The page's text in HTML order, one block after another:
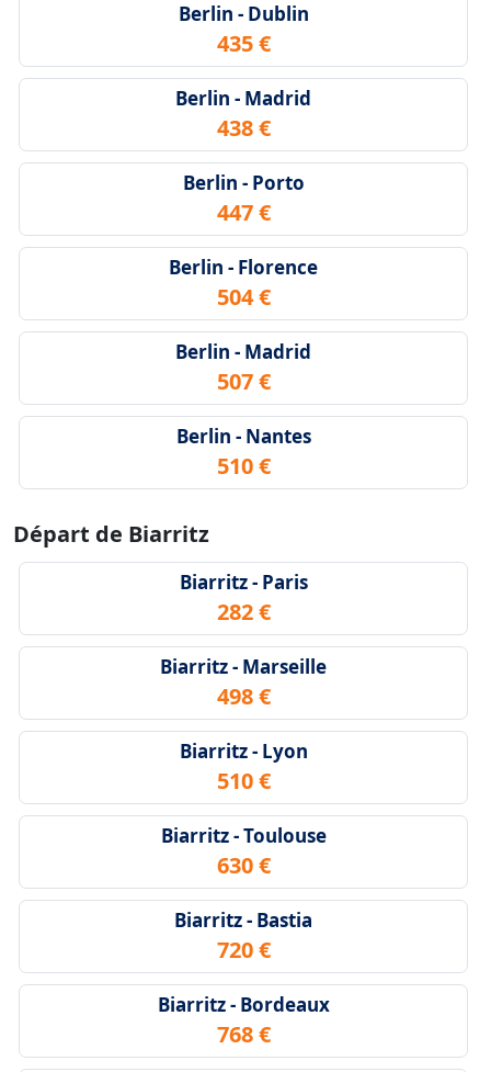
Berlin - Dublin
435 €
Berlin - Madrid
438 €
Berlin - Porto
447 €
Berlin - Florence
504 €
Berlin - Madrid
507 €
Berlin - Nantes
510 €
Départ de Biarritz
Biarritz - Paris
282 €
Biarritz - Marseille
498 €
Biarritz - Lyon
510 €
Biarritz - Toulouse
630 €
Biarritz - Bastia
720 €
Biarritz - Bordeaux
768 €